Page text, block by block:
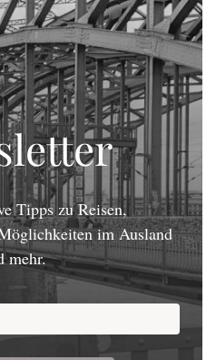
Tipps zu Reisen,
im Ausland
mehr.